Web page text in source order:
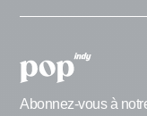
Abonnez-vous à